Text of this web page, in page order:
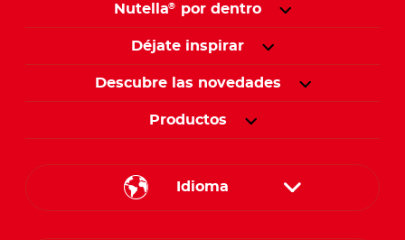
Nutella® por dentro
Déjate inspirar
Descubre las novedades
Productos
Idioma